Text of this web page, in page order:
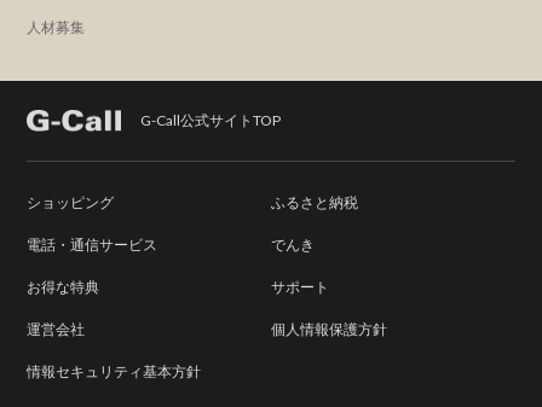
人材募集
G-Call公式サイトTOP
ショッピング ふるさと納税
電話・通信サービス でんき
お得な特典 サポート
運営会社 個人情報保護方針
情報セキュリティ基本方針